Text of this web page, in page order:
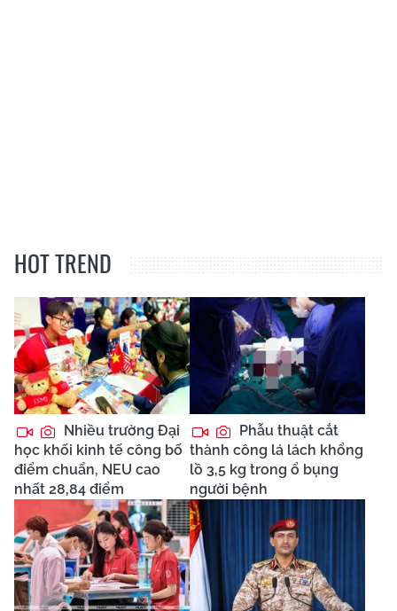
HOT TREND
Nhiều trường Đại
học khối kinh tế công bố
điểm chuẩn, NEU cao
nhất 28,84 điểm
Phẫu thuật cắt
thành công lá lách khổng
lồ 3,5 kg trong ổ bụng
người bệnh